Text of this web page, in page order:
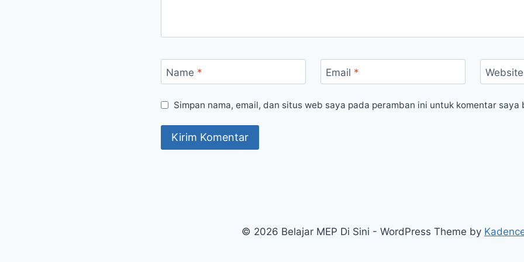
Name * Email * Website
Simpan nama, email, dan situs web saya pada peramban ini untuk komentar saya
© 2026 Belajar MEP Di Sini - WordPress Theme by